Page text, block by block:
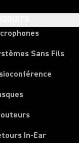
Sans Fils
In-Ear